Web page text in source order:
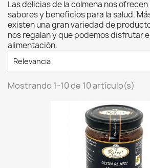
Las delicias de la colmena nos
sabores y beneficios para la salud.
existen una gran variedad de
nos regalan y que podemos disfrutar
alimentación.
Relevancia
Mostrando 1-10 de 10 artículo(s)